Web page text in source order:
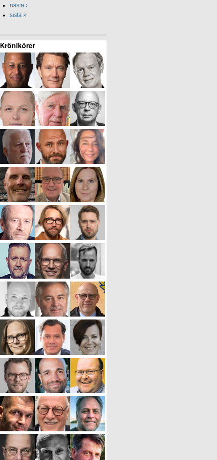
nästa ›
sista »
Krönikörer